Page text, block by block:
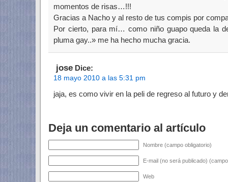
momentos de risas…!!!
Gracias a Nacho y al resto de tus compis por
Por cierto, para mí… como niño guapo queda la
pluma gay..» me ha hecho mucha gracia.
jose Dice:
18 mayo 2010 a las 5:31 pm
jaja, es como vivir en la peli de regreso al futuro y
Deja un comentario al artículo
Nombre (campo obligatorio)
E-mail (no será publicado)
Web